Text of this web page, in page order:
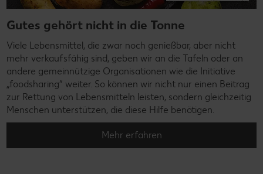
Gutes gehört nicht in die Tonne
Viele Lebensmittel, die zwar noch genießbar, aber nicht
mehr verkaufsfähig sind, geben wir an die Tafeln oder an
andere gemeinnützige Organisationen wie die Initiative
„foodsharing“ weiter. So können wir nicht nur einen Beitrag
zur Rettung von Lebensmitteln leisten, sondern gleichzeitig
Menschen unterstützen, die diese Hilfe benötigen.
Mehr erfahren